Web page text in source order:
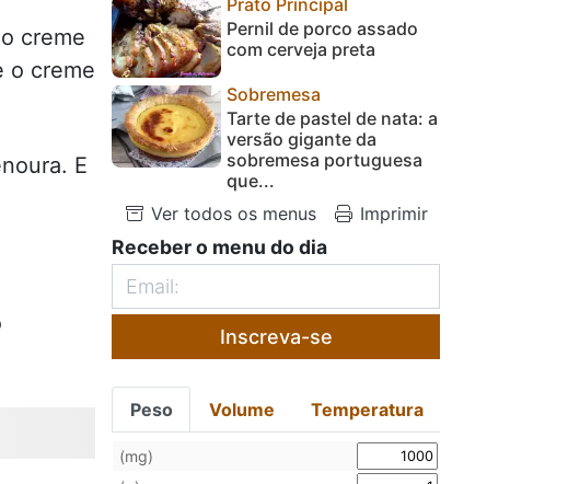
creme
o creme
E
Pernil de porco assado
com cerveja preta
Sobremesa
Tarte de pastel de nata: a
versão gigante da
sobremesa portuguesa
que...
Ver todos os menus
Imprimir
Receber o menu do dia
Inscreva-se
Peso Volume Temperatura
(mg)